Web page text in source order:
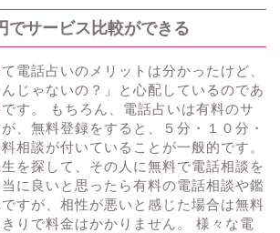
でサービス比較ができる
電話占いのメリットは分かったけど、
んじゃないの？」と心配しているのであ
す。 もちろん、電話占いは有料のサ
、無料登録をすると、５分・１０分・
相談が付いていることが一般的です。
を探して、その人に無料で電話相談を
に良いと思ったら有料の電話相談や鑑
すが、相性が悪いと感じた場合は無料
りで料金はかかりません。 様々な電